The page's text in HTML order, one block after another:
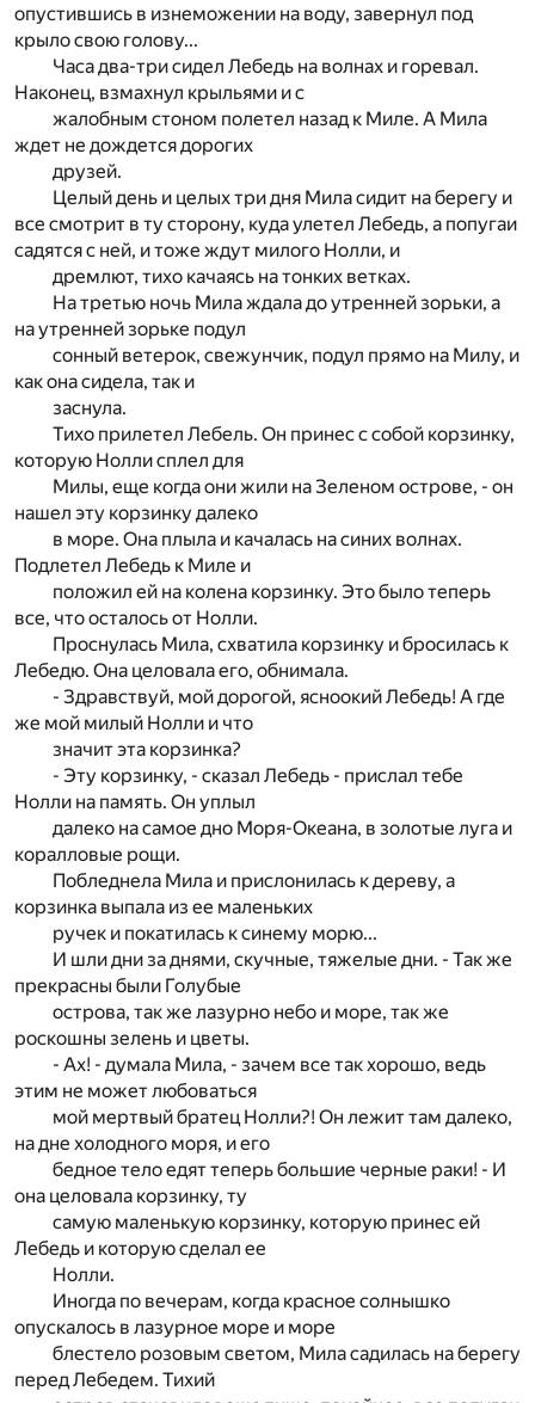
опустившись в изнеможении на воду, завернул под
крыло свою голову...
Часа два-три сидел Лебедь на волнах и горевал.
Наконец, взмахнул крыльями и с
жалобным стоном полетел назад к Миле. А Мила
ждет не дождется дорогих
друзей.
Целый день и целых три дня Мила сидит на берегу и
все смотрит в ту сторону, куда улетел Лебедь, а попугаи
садятся с ней, и тоже ждут милого Нолли, и
дремлют, тихо качаясь на тонких ветках.
На третью ночь Мила ждала до утренней зорьки, а
на утренней зорьке подул
сонный ветерок, свежунчик, подул прямо на Милу, и
как она сидела, так и
заснула.
Тихо прилетел Лебель. Он принес с собой корзинку,
которую Нолли сплел для
Милы, еще когда они жили на Зеленом острове, - он
нашел эту корзинку далеко
в море. Она плыла и качалась на синих волнах.
Подлетел Лебедь к Миле и
положил ей на колена корзинку. Это было теперь
все, что осталось от Нолли.
Проснулась Мила, схватила корзинку и бросилась к
Лебедю. Она целовала его, обнимала.
- Здравствуй, мой дорогой, ясноокий Лебедь! А где
же мой милый Нолли и что
значит эта корзинка?
- Эту корзинку, - сказал Лебедь - прислал тебе
Нолли на память. Он уплыл
далеко на самое дно Моря-Океана, в золотые луга и
коралловые рощи.
Побледнела Мила и прислонилась к дереву, а
корзинка выпала из ее маленьких
ручек и покатилась к синему морю...
И шли дни за днями, скучные, тяжелые дни. - Так же
прекрасны были Голубые
острова, так же лазурно небо и море, так же
роскошны зелень и цветы.
- Ах! - думала Мила, - зачем все так хорошо, ведь
этим не может любоваться
мой мертвый братец Нолли?! Он лежит там далеко,
на дне холодного моря, и его
бедное тело едят теперь большие черные раки! - И
она целовала корзинку, ту
самую маленькую корзинку, которую принес ей
Лебедь и которую сделал ее
Нолли.
Иногда по вечерам, когда красное солнышко
опускалось в лазурное море и море
блестело розовым светом, Мила садилась на берегу
перед Лебедем. Тихий